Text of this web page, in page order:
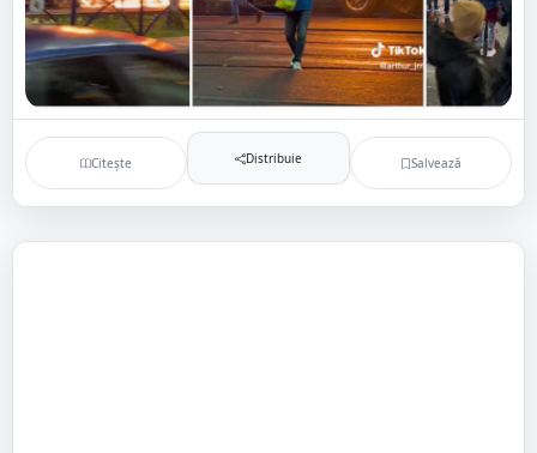
Citește Distribuie Salvează